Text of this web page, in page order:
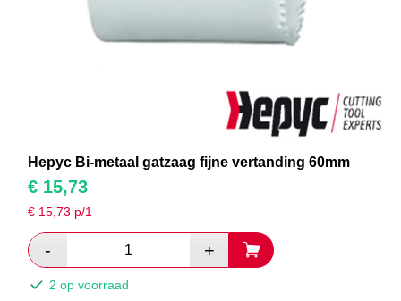
Hepyc Bi-metaal gatzaag fijne vertanding 60mm
€ 15,73
€ 15,73 p/1
2 op voorraad